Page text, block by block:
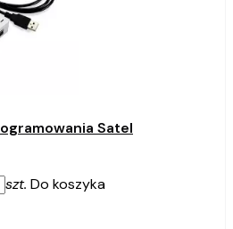
Satel
szt. Do koszyka